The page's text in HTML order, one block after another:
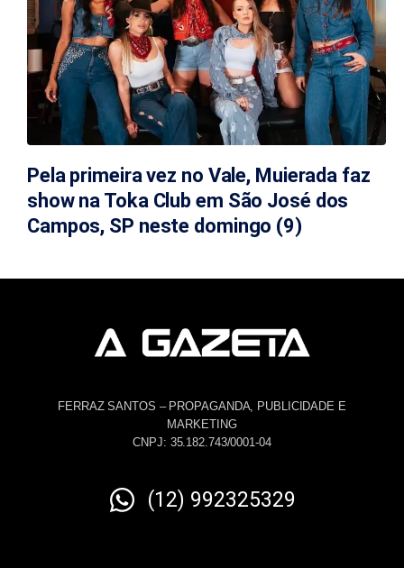
Pela primeira vez no Vale, Muierada faz
show na Toka Club em São José dos
Campos, SP neste domingo (9)
FERRAZ SANTOS – PROPAGANDA, PUBLICIDADE E
MARKETING
CNPJ: 35.182.743/0001-04
(12) 992325329